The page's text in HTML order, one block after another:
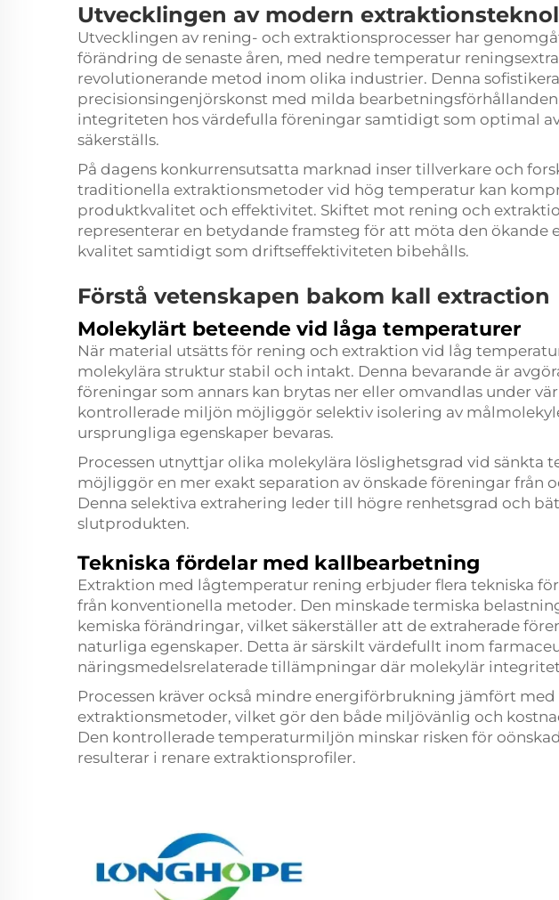
Utvecklingen av modern
Utvecklingen av rening- och extraktionsprocesser har
förändring de senaste åren, med nedre temperatur
revolutionerande metod inom olika industrier. Denna
precisionsingenjörskonst med milda
integriteten hos värdefulla föreningar samtidigt som optimal
säkerställs.
På dagens konkurrensutsatta marknad inser tillverkare och
traditionella extraktionsmetoder vid hög temperatur kan
produktkvalitet och effektivitet. Skiftet mot rening och
representerar en betydande framsteg för att möta den ökande
kvalitet samtidigt som driftseffektiviteten bibehålls.
Förstå vetenskapen bakom kall extraction
Molekylärt beteende vid låga temperaturer
När material utsätts för rening och extraktion vid låg
molekylära struktur stabil och intakt. Denna bevarande är
föreningar som annars kan brytas ner eller omvandlas under
kontrollerade miljön möjliggör selektiv isolering av
ursprungliga egenskaper bevaras.
Processen utnyttjar olika molekylära löslighetsgrad vid sänkta
möjliggör en mer exakt separation av önskade föreningar från
Denna selektiva extrahering leder till högre renhetsgrad och
slutprodukten.
Tekniska fördelar med kallbearbetning
Extraktion med lågtemperatur rening erbjuder flera tekniska
från konventionella metoder. Den minskade termiska
kemiska förändringar, vilket säkerställer att de extraherade
naturliga egenskaper. Detta är särskilt värdefullt inom
näringsmedelsrelaterade tillämpningar där molekylär
Processen kräver också mindre energiförbrukning jämfört med
extraktionsmetoder, vilket gör den både miljövänlig och
Den kontrollerade temperaturmiljön minskar risken för
resulterar i renare extraktionsprofiler.